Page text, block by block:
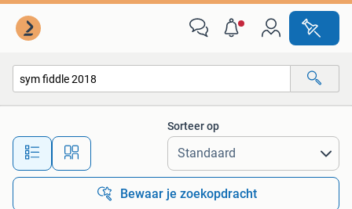
Alle afstanden…
Sorteer op
Bewaar je zoekopdracht